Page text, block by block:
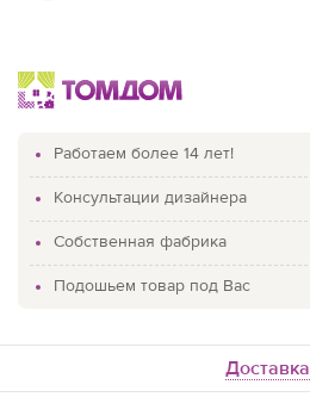
Работаем более 14 лет!
Консультации дизайнера
Собственная фабрика
Подошьем товар под Вас
доставка